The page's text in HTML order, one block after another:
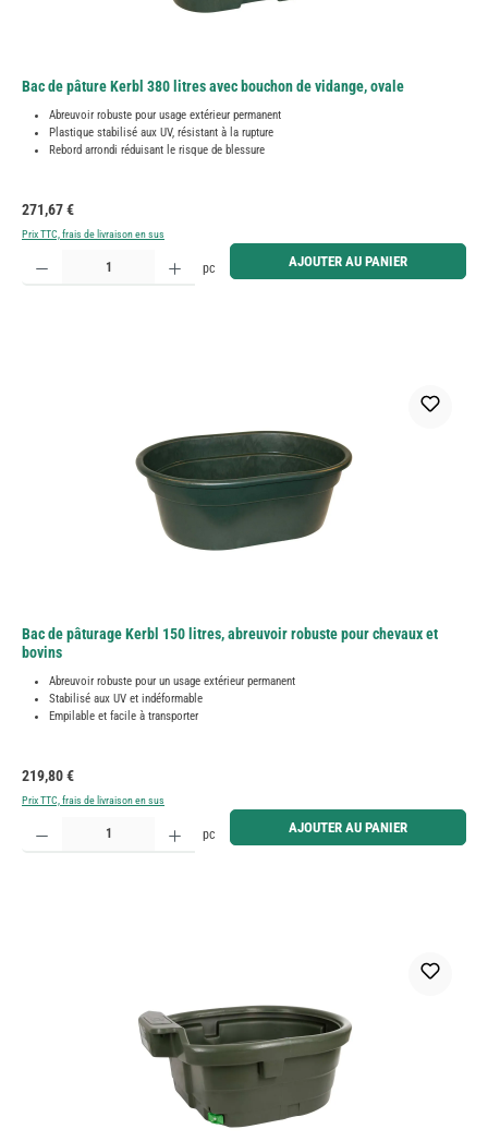
Bac de pâture Kerbl 380 litres avec bouchon de vidange, ovale
Abreuvoir robuste pour usage extérieur permanent
Plastique stabilisé aux UV, résistant à la rupture
Rebord arrondi réduisant le risque de blessure
Prix régulier :
271,67 €
Prix TTC, frais de livraison en sus
Quantité de produit : Entrez la quantité souhaitée ou utilisez les boutons pour augmenter ou
pc AJOUTER AU PANIER
Bac de pâturage Kerbl 150 litres, abreuvoir robuste pour chevaux et
bovins
Abreuvoir robuste pour un usage extérieur permanent
Stabilisé aux UV et indéformable
Empilable et facile à transporter
Prix régulier :
219,80 €
Prix TTC, frais de livraison en sus
Quantité de produit : Entrez la quantité souhaitée ou utilisez les boutons pour augmenter ou
pc AJOUTER AU PANIER